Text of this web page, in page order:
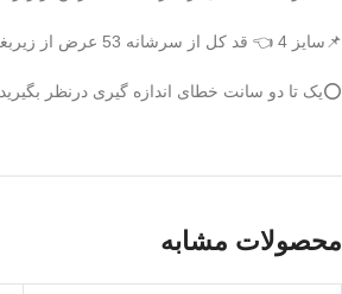
📌سایز 4 👈 قد کل از سرشانه 53 عرض از زیربغل تا زیربغل 40 قد آستین 46
⭕️یک تا دو سانت خطای اندازه گیری درنظر بگیرید
محصولات مشابه